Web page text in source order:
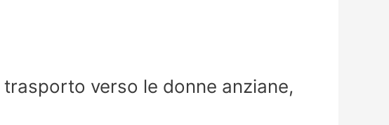
verso le donne anziane,